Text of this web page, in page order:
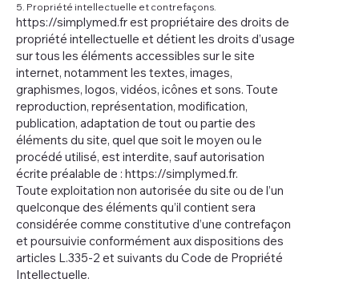
5. Propriété intellectuelle et contrefaçons.
https://simplymed.frest propriétaire des droits de
propriété intellectuelle et détient les droits d’usage
sur tous les éléments accessibles sur le site
internet, notamment les textes, images,
graphismes, logos, vidéos, icônes et sons. Toute
reproduction, représentation, modification,
publication, adaptation de tout ou partie des
éléments du site, quel que soit le moyen ou le
procédé utilisé, est interdite, sauf autorisation
écrite préalable de : https://simplymed.fr.
Toute exploitation non autorisée du site ou de l’un
quelconque des éléments qu’il contient sera
considérée comme constitutive d’une contrefaçon
et poursuivie conformément aux dispositions des
articles L.335-2 et suivants du Code de Propriété
Intellectuelle.